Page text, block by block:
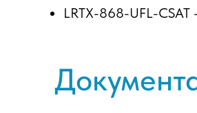
LRTX-868-UFL-CSAT